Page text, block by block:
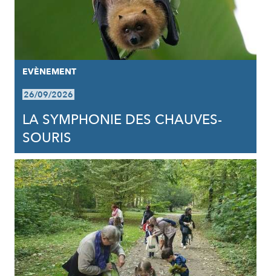
EVÈNEMENT
26/09/2026
LA SYMPHONIE DES CHAUVES-
SOURIS